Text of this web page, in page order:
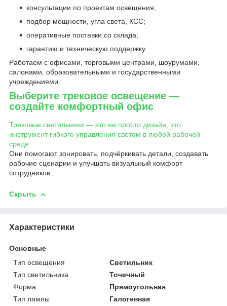
консультации по проектам освещения;
подбор мощности, угла света, КСС;
оперативные поставки со склада;
гарантию и техническую поддержку.
Работаем с офисами, торговыми центрами, шоурумами,
салонами, образовательными и государственными
учреждениями.
Выберите трековое освещение —
создайте комфортный офис
Трековые светильники — это не просто дизайн, это
инструмент гибкого управления светом в любой рабочей
среде.
Они помогают зонировать, подчёркивать детали, создавать
рабочие сценарии и улучшать визуальный комфорт
сотрудников.
Скрыть
Характеристики
Основные
Тип освещения
Светильник
Тип светильника
Точечный
Форма
Прямоугольная
Тип лампы
Галогенная